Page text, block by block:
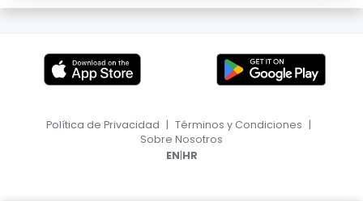
Política de Privacidad | Términos y Condiciones |
Sobre Nosotros
EN|HR